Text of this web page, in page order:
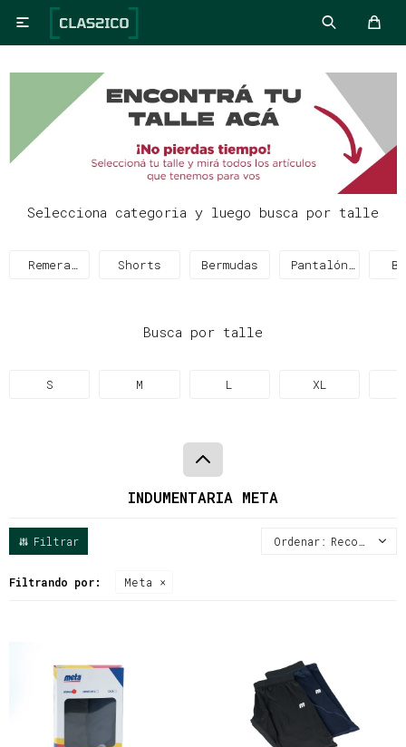

Selecciona categoria y luego busca por talle
Remera
Shorts Bermudas
Pantalón
Busca por talle
S M L XL
INDUMENTARIA META
Recomendados
Filtrando por: Meta